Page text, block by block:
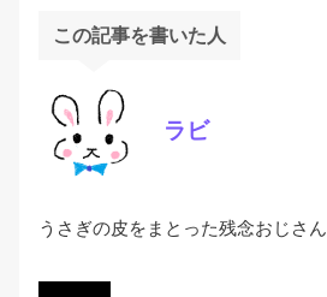
この記事を書いた人
ラビ
うさぎの皮をまとった残念おじさん